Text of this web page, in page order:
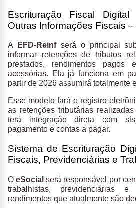
Escrituração Fiscal
Outras Informações Fiscais
A EFD-Reinfserá o principal
informar retenções de tributos
prestados, rendimentos pagos
acessórias. Ela já funciona em
partir de 2026 assumirá totalmente
Esse modelo fará o registro
as retenções tributárias
terá integração direta com
pagamento e contas a pagar.
Sistema de Escrituração
Fiscais, Previdenciárias e
OeSocial será responsável por
trabalhistas, previdenciárias
rendimentos que atualmente são